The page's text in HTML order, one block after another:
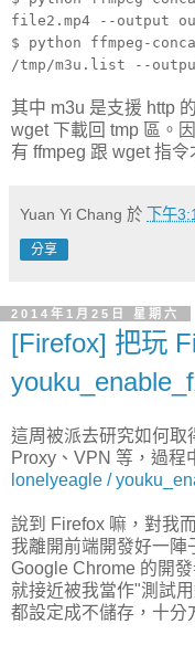
file2.mp4 --output
$ python ffmpeg-
/tmp/m3u.list --
其中 m3u 是支援 http
wget 下載回 tmp 區。
有 ffmpeg 跟 wget 指令
Yuan Yi Chang 於 下午
分享
2014年1月25日 星期六
[Firefox] 把玩
這周被派去研究如何取
Proxy、VPN 等，過程
lonelyeagle /
說到 Firefox 嘛，對我
我離開前端開發好一陣
Google Chrome 的開
就接近被我當作"測試
都設定成不儲存，十分